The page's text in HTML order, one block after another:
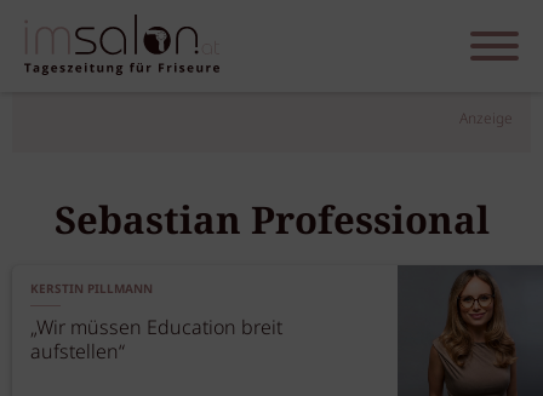
Anzeige
Sebastian Professional
KERSTIN PILLMANN
„Wir müssen Education breit
aufstellen“